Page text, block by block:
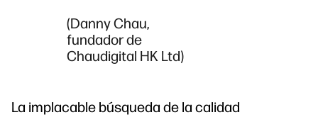
(Danny Chau,
fundador de
Chaudigital HK Ltd)
La implacable búsqueda de la calidad